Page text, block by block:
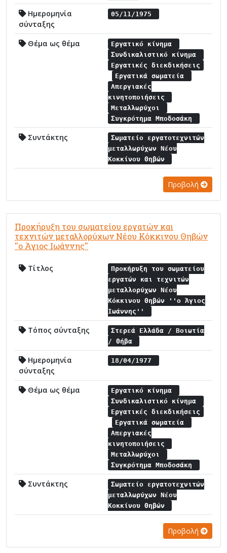
Ημερομηνία
σύνταξης
05/11/1975
Θέμα ως θέμα
Εργατικό κίνημα
Συνδικαλιστικό κίνημα
Εργατικές διεκδικήσεις
Εργατικά σωματεία
Απεργιακές
κινητοποιήσεις
Μεταλλωρύχοι
Συγκρότημα Μποδοσάκη
Συντάκτης
Σωματείο εργατοτεχνιτών
μεταλλωρύχων Νέου
Κοκκίνου Θηβών
Προβολή
Προκήρυξη του σωματείου εργατών και
τεχνιτών μεταλλορύχων Νέου Κόκκινου Θηβών
''ο Άγιος Ιωάννης''
Τίτλος
Προκήρυξη του σωματείου
εργατών και τεχνιτών
μεταλλορύχων Νέου
Κόκκινου Θηβών ''ο Άγιος
Ιωάννης''
Τόπος σύνταξης
Στερεά Ελλάδα / Βοιωτία
/ Θήβα
Ημερομηνία
σύνταξης
18/04/1977
Θέμα ως θέμα
Εργατικό κίνημα
Συνδικαλιστικό κίνημα
Εργατικές διεκδικήσεις
Εργατικά σωματεία
Απεργιακές
κινητοποιήσεις
Μεταλλωρύχοι
Συγκρότημα Μποδοσάκη
Συντάκτης
Σωματείο εργατοτεχνιτών
μεταλλωρύχων Νέου
Κοκκίνου Θηβών
Προβολή